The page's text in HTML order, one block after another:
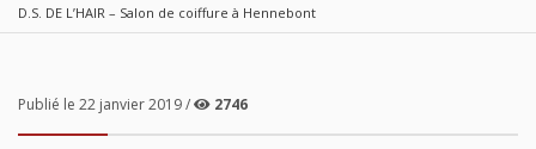
D.S. DE L’HAIR – Salon de coiffure à Hennebont
Publié le 22 janvier 2019 / 2746